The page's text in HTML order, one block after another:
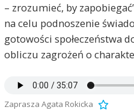
– zrozumieć, by
na celu podnoszenie
gotowości społeczeństwa
obliczu zagrożeń o
Zaprasza Agata Rokicka